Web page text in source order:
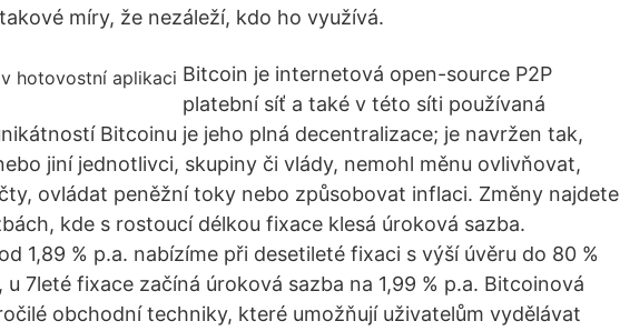
míry, že nezáleží, kdo ho využívá.
Bitcoin je internetová open-source P2P
platební síť a také v této síti používaná
Bitcoinu je jeho plná decentralizace; je navržen tak,
jiní jednotlivci, skupiny či vlády, nemohl měnu ovlivňovat,
ovládat peněžní toky nebo způsobovat inflaci. Změny najdete
kde s rostoucí délkou fixace klesá úroková sazba.
1,89 % p.a. nabízíme při desetileté fixaci s výší úvěru do 80 %
7leté fixace začíná úroková sazba na 1,99 % p.a. Bitcoinová
obchodní techniky, které umožňují uživatelům vydělávat